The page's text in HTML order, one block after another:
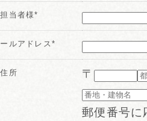
担当者様*
ールアドレス*
所 〒
郵便番号に